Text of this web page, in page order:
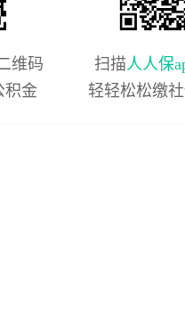
维码
积金
扫描人人保
轻轻松松缴